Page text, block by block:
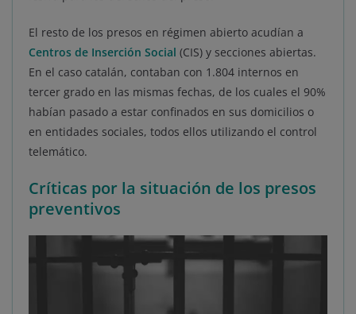
El resto de los presos en régimen abierto acudían a
Centros de Inserción Social (CIS) y secciones abiertas.
En el caso catalán, contaban con 1.804 internos en
tercer grado en las mismas fechas, de los cuales el 90%
habían pasado a estar confinados en sus domicilios o
en entidades sociales, todos ellos utilizando el control
telemático.
Críticas por la situación de los presos
preventivos